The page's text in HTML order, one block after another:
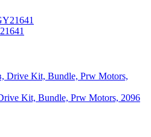
Kit, Bundle, Prw Motors, 2096